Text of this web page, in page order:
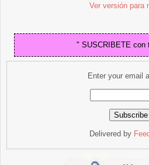
Ver versión para
" SUSCRIBETE con
Enter your email
Delivered by